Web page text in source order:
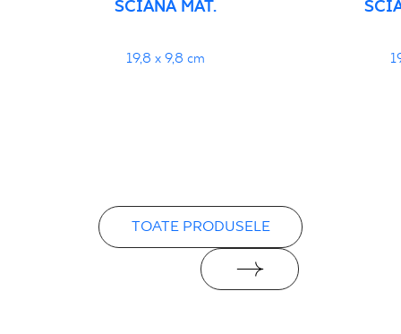
ŚCIANA MAT.
19,8 x 9,8 cm
TOATE PRODUSELE